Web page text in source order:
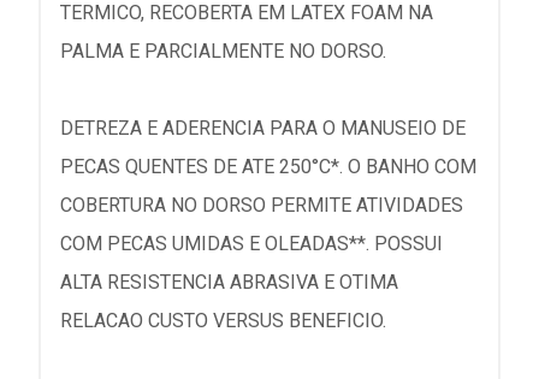
TERMICO, RECOBERTA EM LATEX FOAM NA
PALMA E PARCIALMENTE NO DORSO.
DETREZA E ADERENCIA PARA O MANUSEIO DE
PECAS QUENTES DE ATE 250°C*. O BANHO COM
COBERTURA NO DORSO PERMITE ATIVIDADES
COM PECAS UMIDAS E OLEADAS**. POSSUI
ALTA RESISTENCIA ABRASIVA E OTIMA
RELACAO CUSTO VERSUS BENEFICIO.